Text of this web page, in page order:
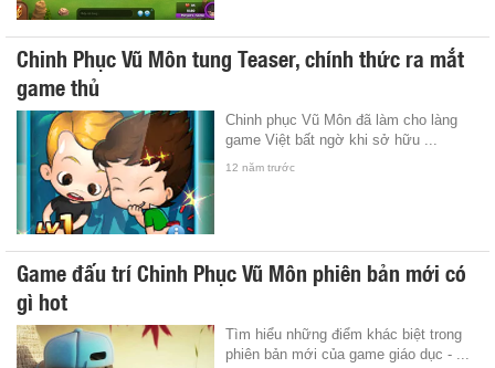
Chinh Phục Vũ Môn tung Teaser, chính thức ra mắt
game thủ
Chinh phục Vũ Môn đã làm cho làng
game Việt bất ngờ khi sở hữu ...
12 năm trước
Game đấu trí Chinh Phục Vũ Môn phiên bản mới có
gì hot
Tìm hiểu những điểm khác biệt trong
phiên bản mới của game giáo dục - ...